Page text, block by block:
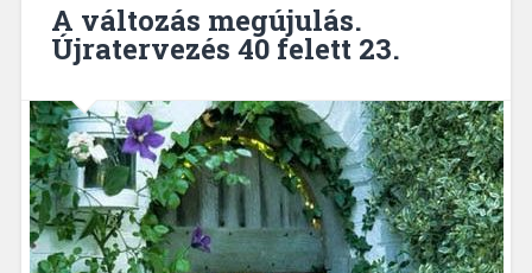
A változás megújulás.
Újratervezés 40 felett 23.